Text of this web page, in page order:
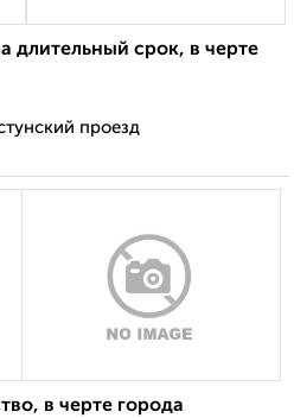
длительный срок, в черте
проезд
в черте города